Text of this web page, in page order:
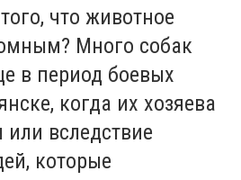
что животное
Много собак
в период боевых
когда их хозяева
вследствие
которые